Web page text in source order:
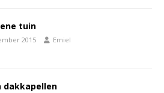
tuin
2015 Emiel
dakkapellen